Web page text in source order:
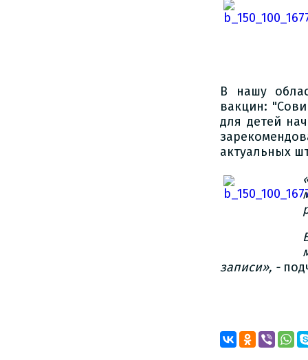
В нашу
вакцин:
для детей
актуальных
записи», -